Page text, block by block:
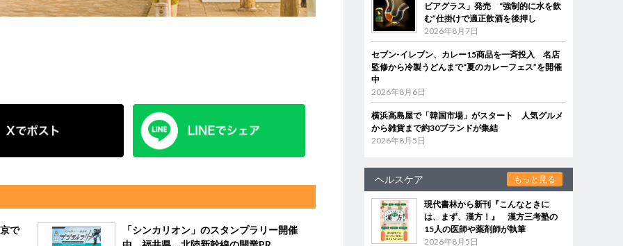
で
「シンカリオン」のスタンプラリー開催
ビアグラス」発売 “強制的に水を飲
む”仕掛けで適正飲酒を後押し
2026年8月7日
セブン‐イレブン、カレー15商品を一斉投入 名店
監修から冷製うどんまで“夏のカレーフェス”を開催
中
2026年8月6日
横浜高島屋で「韓国市場」がスタート 人気グルメ
から雑貨まで約30ブランドが集結
2026年8月5日
ヘルスケア もっと見る
現代書林から新刊『こんなときに
は、まず、漢方！』 漢方三考塾の
15人の医師や薬剤師が執筆
2026年8月5日